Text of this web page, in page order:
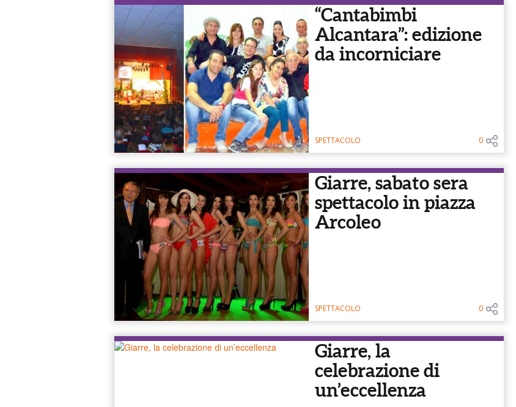
“Cantabimbi
Alcantara”: edizione
da incorniciare
SPETTACOLO 0
Giarre, sabato sera
spettacolo in piazza
Arcoleo
SPETTACOLO 0
Giarre, la
celebrazione di
un’eccellenza